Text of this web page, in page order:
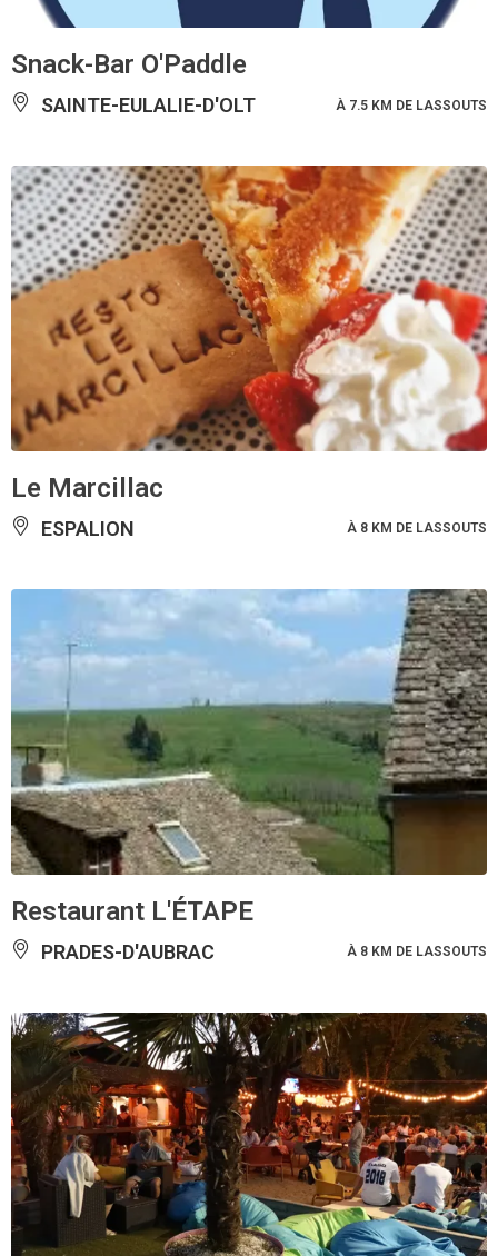
Snack-Bar O'Paddle
SAINTE-EULALIE-D'OLT À 7.5 KM DE LASSOUTS
Le Marcillac
ESPALION À 8 KM DE LASSOUTS
Restaurant L'ÉTAPE
PRADES-D'AUBRAC À 8 KM DE LASSOUTS